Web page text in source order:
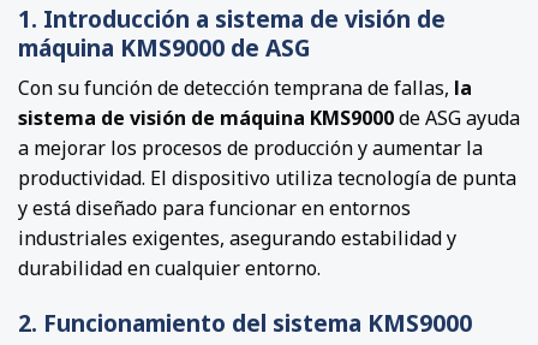
1. Introducción a sistema de visión de
máquina KMS9000 de ASG
Con su función de detección temprana de fallas, la
sistema de visión de máquina KMS9000de ASG ayuda
a mejorar los procesos de producción y aumentar la
productividad. El dispositivo utiliza tecnología de punta
y está diseñado para funcionar en entornos
industriales exigentes, asegurando estabilidad y
durabilidad en cualquier entorno.
2. Funcionamiento del sistema KMS9000